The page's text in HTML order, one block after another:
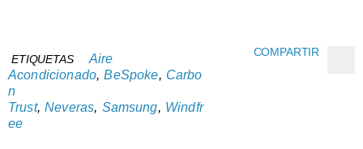
ETIQUETAS
Aire
Acondicionado,BeSpoke, Carbo
n
Trust,Neveras, Samsung, Windfr
ee
COMPARTIR